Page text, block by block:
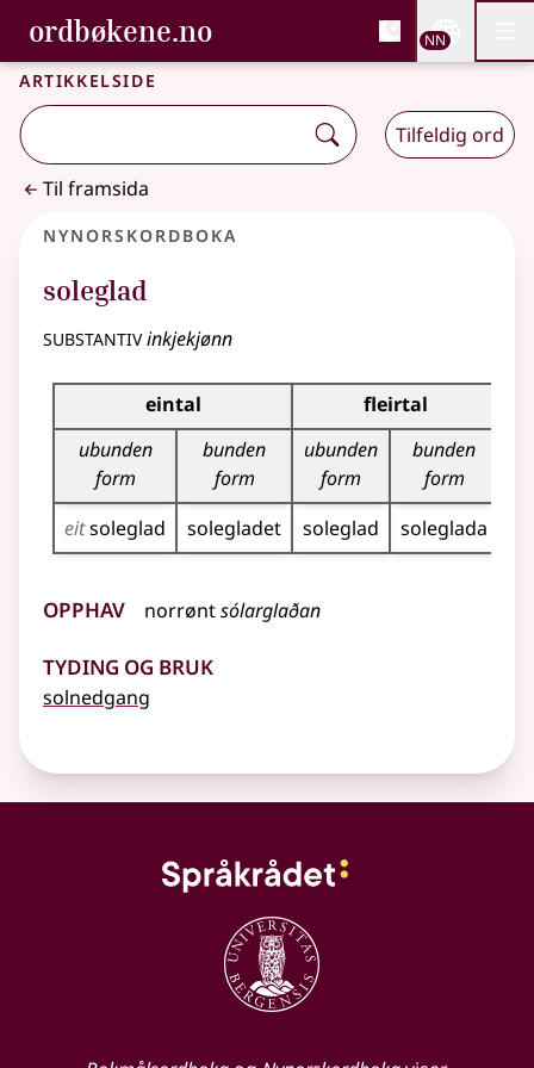
Gå til hovudinnhald
Tilgjenge
ordbøkene.no, Bokmålsordboka og
Bokmålsordboka og Nynorskordboka
NN
Artikkelside
Tilfeldig ord
Til framsida
Nynorskordboka
soleglad
substantivinkjekjønn
Bøyningstabell for dette substantivet
eintal
fleirtal
ubunden
form
bunden
form
ubunden
form
bunden
form
eitsoleglad solegladet soleglad soleglada
Opphav norrøntsólarglaðan
Tyding og bruk
solnedgang